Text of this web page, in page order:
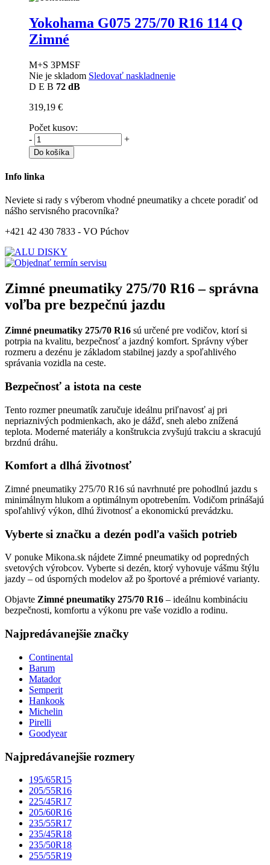
Yokohama G075 275/70 R16 114 Q
Zimné
M+S 3PMSF
Nie je skladom Sledovať naskladnenie
D E B 72 dB
319,19 €
Počet kusov:
-
+
Do košíka
Info linka
Neviete si rady s výberom vhodné pneumatiky a chcete poradiť od
nášho servisného pracovníka?
+421 42 430 7833 - VO Púchov
Zimné pneumatiky 275/70 R16 – správna
voľba pre bezpečnú jazdu
Zimné pneumatiky 275/70 R16 sú určené pre vodičov, ktorí si
potrpia na kvalitu, bezpečnosť a jazdný komfort. Správny výber
rozmeru a dezénu je základom stabilnej jazdy a spoľahlivého
správania vozidla na ceste.
Bezpečnosť a istota na ceste
Tento rozmer pneumatík zaručuje ideálnu priľnavosť aj pri
nepriaznivých podmienkach, ako je dážď, sneh alebo znížená
teplota. Moderné materiály a konštrukcia zvyšujú trakciu a skracujú
brzdnú dráhu.
Komfort a dlhá životnosť
Zimné pneumatiky 275/70 R16 sú navrhnuté pre pohodlnú jazdu s
minimálnym hlukom a optimálnym opotrebením. Vodičom prinášajú
spoľahlivý výkon, dlhú životnosť a ekonomickú prevádzku.
Vyberte si značku a dezén podľa vašich potrieb
V ponuke Mikona.sk nájdete Zimné pneumatiky od popredných
svetových výrobcov. Vyberte si dezén, ktorý vyhovuje vášmu štýlu
jazdy – od úsporných modelov až po športové a prémiové varianty.
Objavte Zimné pneumatiky 275/70 R16 – ideálnu kombináciu
bezpečnosti, komfortu a výkonu pre vaše vozidlo a rodinu.
Najpredávanejšie značky
Continental
Barum
Matador
Semperit
Hankook
Michelin
Pirelli
Goodyear
Najpredávanejšie rozmery
195/65R15
205/55R16
225/45R17
205/60R16
235/55R17
235/45R18
235/50R18
255/55R19